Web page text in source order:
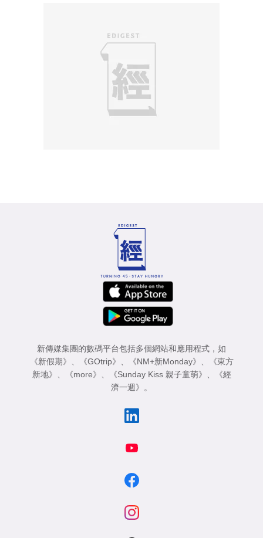
新傳媒集團的數碼平台包括多個網站和應用程式，如
《新假期》
《GOtrip》 《NM+新Monday》
《東方
新地》
《more》 《Sunday Kiss 親子童萌》
《經
濟一週》
。